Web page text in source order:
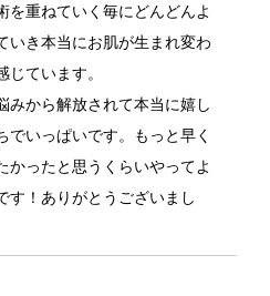
を重ねていく毎にどんどんよ
いき本当にお肌が生まれ変わ
じています。
みから解放されて本当に嬉し
でいっぱいです。もっと早く
かったと思うくらいやってよ
す！ありがとうございまし